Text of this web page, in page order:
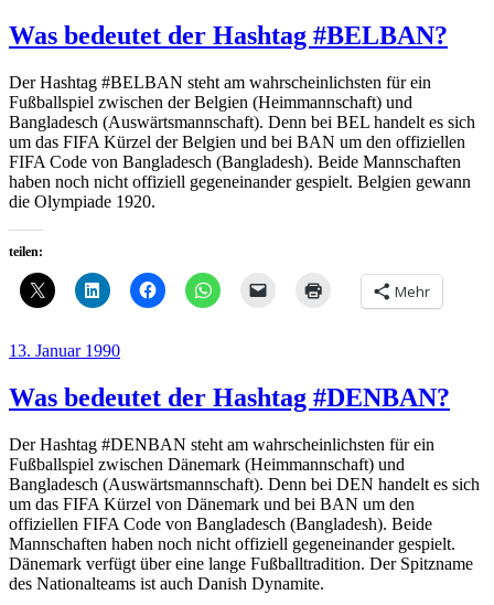
Was bedeutet der Hashtag #BELBAN?
Der Hashtag #BELBAN steht am wahrscheinlichsten für ein
Fußballspiel zwischen der Belgien (Heimmannschaft) und
Bangladesch (Auswärtsmannschaft). Denn bei BEL handelt es sich
um das FIFA Kürzel der Belgien und bei BAN um den offiziellen
FIFA Code von Bangladesch (Bangladesh). Beide Mannschaften
haben noch nicht offiziell gegeneinander gespielt. Belgien gewann
die Olympiade 1920.
teilen:
Mehr
Veröffentlicht
13. Januar 1990
Was bedeutet der Hashtag #DENBAN?
Der Hashtag #DENBAN steht am wahrscheinlichsten für ein
Fußballspiel zwischen Dänemark (Heimmannschaft) und
Bangladesch (Auswärtsmannschaft). Denn bei DEN handelt es sich
um das FIFA Kürzel von Dänemark und bei BAN um den
offiziellen FIFA Code von Bangladesch (Bangladesh). Beide
Mannschaften haben noch nicht offiziell gegeneinander gespielt.
Dänemark verfügt über eine lange Fußballtradition. Der Spitzname
des Nationalteams ist auch Danish Dynamite.